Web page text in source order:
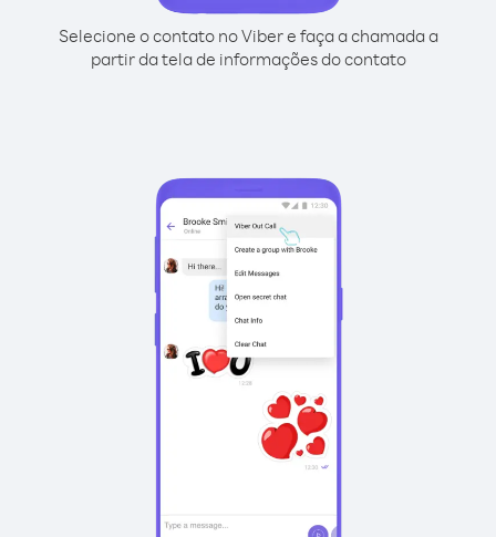
Selecione o contato no Viber e faça a chamada a
partir da tela de informações do contato